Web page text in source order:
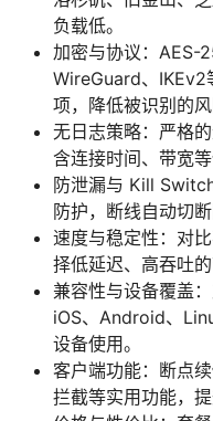
负载低。
加密与协议：AES-
WireGuard、IKEv2
项，降低被识别的风
无日志策略：严格
含连接时间、带宽
防泄漏与 Kill
防护，断线自动切
速度与稳定性：对
择低延迟、高吞吐的
兼容性与设备覆盖
iOS、Android、
设备使用。
客户端功能：断点
拦截等实用功能，提